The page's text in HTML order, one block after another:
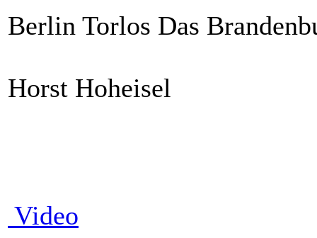
Berlin Torlos Das
Horst Hoheisel
Video